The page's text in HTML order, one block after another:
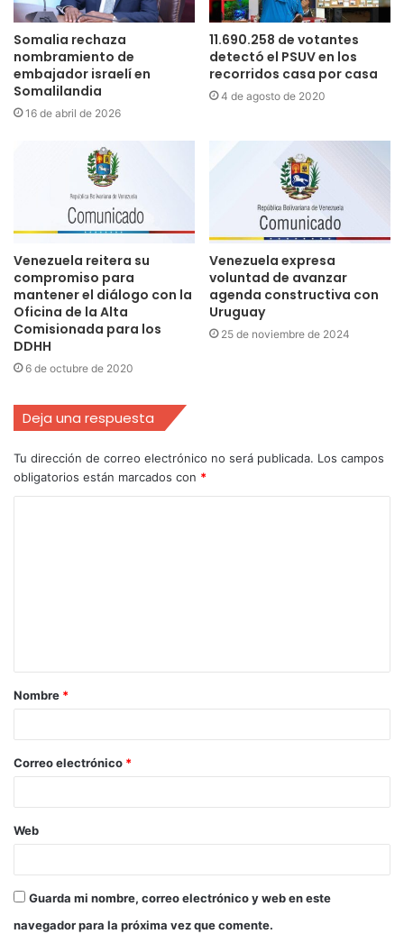
Somalia rechaza
nombramiento de
embajador israelí en
Somalilandia
16 de abril de 2026
11.690.258 de votantes
detectó el PSUV en los
recorridos casa por casa
4 de agosto de 2020
Venezuela reitera su
compromiso para
mantener el diálogo con la
Oficina de la Alta
Comisionada para los
DDHH
6 de octubre de 2020
Venezuela expresa
voluntad de avanzar
agenda constructiva con
Uruguay
25 de noviembre de 2024
Deja una respuesta
Tu dirección de correo electrónico no será publicada. Los campos
obligatorios están marcados con *
Nombre *
Correo electrónico *
Web
Guarda mi nombre, correo electrónico y web en este
navegador para la próxima vez que comente.